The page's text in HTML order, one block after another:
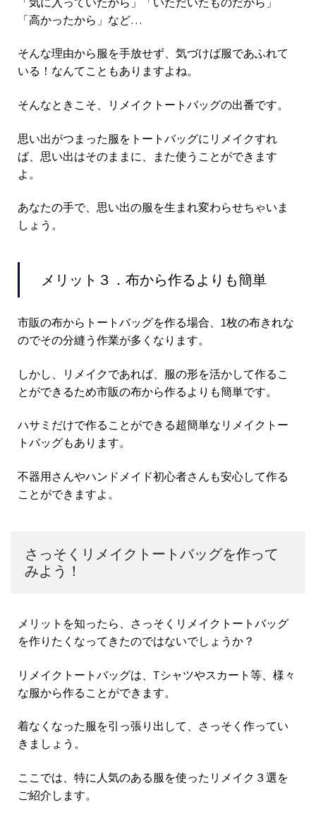
「高かったから」など…
そんな理由から服を手放せず、気づけば服であふれて
いる！なんてこともありますよね。
そんなときこそ、リメイクトートバッグの出番です。
思い出がつまった服をトートバッグにリメイクすれ
ば、思い出はそのままに、また使うことができます
よ。
あなたの手で、思い出の服を生まれ変わらせちゃいま
しょう。
メリット３．布から作るよりも簡単
市販の布からトートバッグを作る場合、1枚の布きれな
のでその分縫う作業が多くなります。
しかし、リメイクであれば、服の形を活かして作るこ
とができるため市販の布から作るよりも簡単です。
ハサミだけで作ることができる超簡単なリメイクトー
トバッグもあります。
不器用さんやハンドメイド初心者さんも安心して作る
ことができますよ。
さっそくリメイクトートバッグを作って
みよう！
メリットを知ったら、さっそくリメイクトートバッグ
を作りたくなってきたのではないでしょうか？
リメイクトートバッグは、Tシャツやスカート等、様々
な服から作ることができます。
着なくなった服を引っ張り出して、さっそく作ってい
きましょう。
ここでは、特に人気のある服を使ったリメイク３選を
ご紹介します。